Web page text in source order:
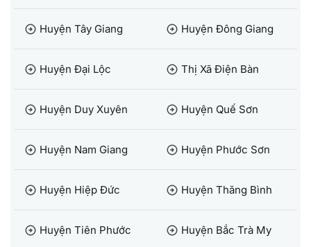
arrow_circle_right Huyện Tây Giang arrow_circle_right Huyện Đông Giang
arrow_circle_right Huyện Đại Lộc arrow_circle_right Thị Xã Điện Bàn
arrow_circle_right Huyện Duy Xuyên arrow_circle_right Huyện Quế Sơn
arrow_circle_right Huyện Nam Giang arrow_circle_right Huyện Phước Sơn
arrow_circle_right Huyện Hiệp Đức arrow_circle_right Huyện Thăng Bình
arrow_circle_right Huyện Tiên Phước arrow_circle_right Huyện Bắc Trà My